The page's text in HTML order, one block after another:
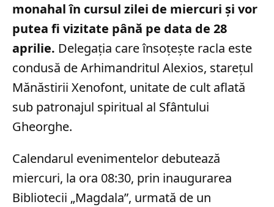
monahal în cursul zilei de miercuri și vor
putea fi vizitate până pe data de 28
aprilie. Delegația care însoțește racla este
condusă de Arhimandritul Alexios, starețul
Mănăstirii Xenofont, unitate de cult aflată
sub patronajul spiritual al Sfântului
Gheorghe.
Calendarul evenimentelor debutează
miercuri, la ora 08:30, prin inaugurarea
Bibliotecii „Magdala”, urmată de un